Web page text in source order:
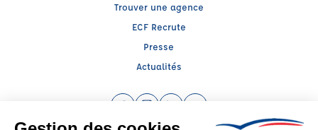
Trouver une agence
ECF Recrute
Presse
Actualités
Facebook (nouvelle fenêtre)
Instagram (nouvelle fenêtre)
LinkedIn (nouvelle fenêtre)
YouTube (nouvelle